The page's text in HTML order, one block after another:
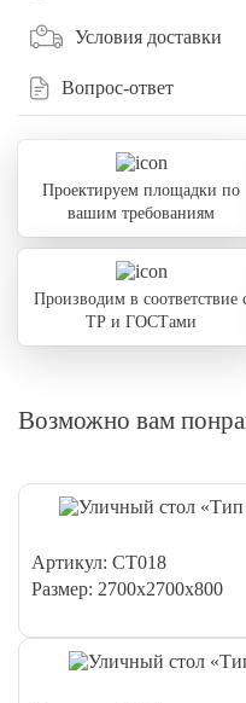
Условия доставки
Вопрос-ответ
Проектируем площадки по
вашим требованиям
Производим в соответствие
ТР и ГОСТами
Возможно вам
Артикул: СТ018
Размер: 2700х2700х800